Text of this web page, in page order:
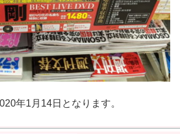
年1月14日となります。